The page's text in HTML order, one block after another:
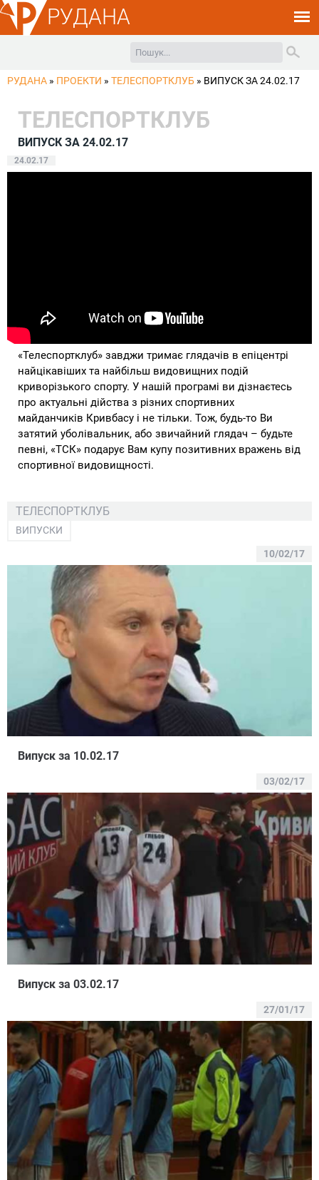
РУДАНА
РУДАНА » ПРОЕКТИ » ТЕЛЕСПОРТКЛУБ » ВИПУСК ЗА 24.02.17
ТЕЛЕСПОРТКЛУБ
ВИПУСК ЗА 24.02.17
24.02.17
«Телеспортклуб» завджи тримає глядачів в епіцентрі
найцікавіших та найбільш видовищних подій
криворізького спорту. У нашій програмі ви дізнаєтесь
про актуальні дійства з різних спортивних
майданчиків Кривбасу і не тільки. Тож, будь-то Ви
затятий уболівальник, або звичайний глядач – будьте
певні, «ТСК» подарує Вам купу позитивних вражень від
спортивної видовищності.
ТЕЛЕСПОРТКЛУБ
ВИПУСКИ
10/02/17
Випуск за 10.02.17
03/02/17
Випуск за 03.02.17
27/01/17